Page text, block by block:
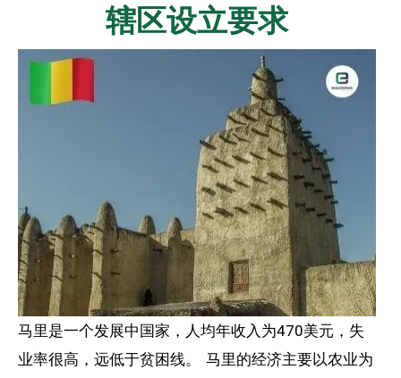
辖区设立要求
马里是一个发展中国家，人均年收入为470美元，失
业率很高，远低于贫困线。 马里的经济主要以农业为